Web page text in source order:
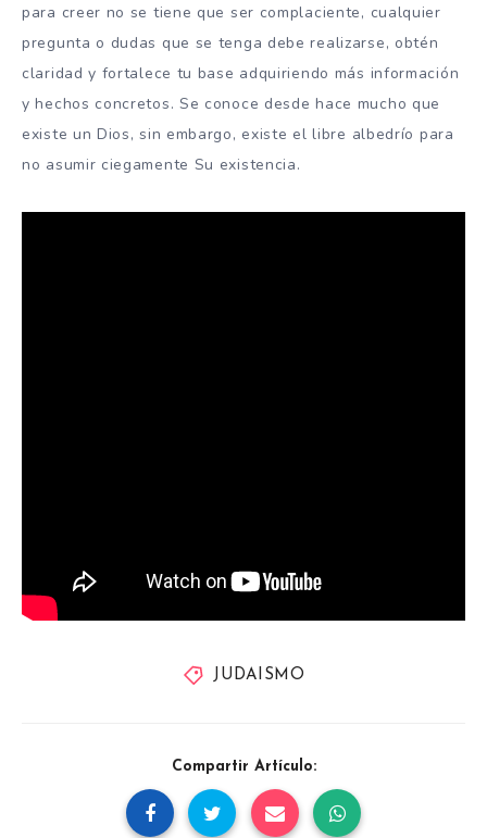
para creer no se tiene que ser complaciente, cualquier
pregunta o dudas que se tenga debe realizarse, obtén
claridad y fortalece tu base adquiriendo más información
y hechos concretos. Se conoce desde hace mucho que
existe un Dios, sin embargo, existe el libre albedrío para
no asumir ciegamente Su existencia.
JUDAISMO
Compartir Artículo: